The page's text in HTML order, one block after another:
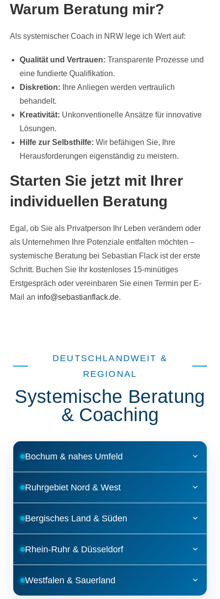
Warum Beratung mir?
Als systemischer Coach in NRW lege ich Wert auf:
Qualität und Vertrauen: Transparente Prozesse und
eine fundierte Qualifikation.
Diskretion: Ihre Anliegen werden vertraulich
behandelt.
Kreativität: Unkonventionelle Ansätze für innovative
Lösungen.
Hilfe zur Selbsthilfe: Wir befähigen Sie, Ihre
Herausforderungen eigenständig zu meistern.
Starten Sie jetzt mit Ihrer
individuellen Beratung
Egal, ob Sie als Privatperson Ihr Leben verändern oder
als Unternehmen Ihre Potenziale entfalten möchten –
systemische Beratung bei Sebastian Flack ist der erste
Schritt. Buchen Sie Ihr kostenloses 15-minütiges
Erstgespräch oder vereinbaren Sie einen Termin per E-
Mail an info@sebastianflack.de.
DEUTSCHLANDWEIT &
REGIONAL
Systemische Beratung
& Coaching
Bochum & nahes Umfeld
Bochum
Herne
Gelsenkirchen
Hattingen
Recklinghausen
Witten
Ruhrgebiet Nord & West
Bottrop
Datteln
Marl
Mülheim an der Ruhr
Oberhausen
Bergisches Land & Süden
Hagen
Ennepetal
Schwerte
Rhein-Ruhr & Düsseldorf
Ratingen
Westfalen & Sauerland